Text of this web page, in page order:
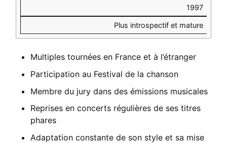
1997
Plus introspectif et mature
Multiples tournées en France et à l’étranger
Participation au Festival de la chanson
Membre du jury dans des émissions musicales
Reprises en concerts régulières de ses titres
phares
Adaptation constante de son style et sa mise